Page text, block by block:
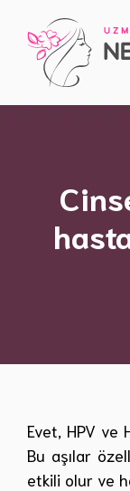
Evet, HPV ve
Bu aşılar
etkili olur ve